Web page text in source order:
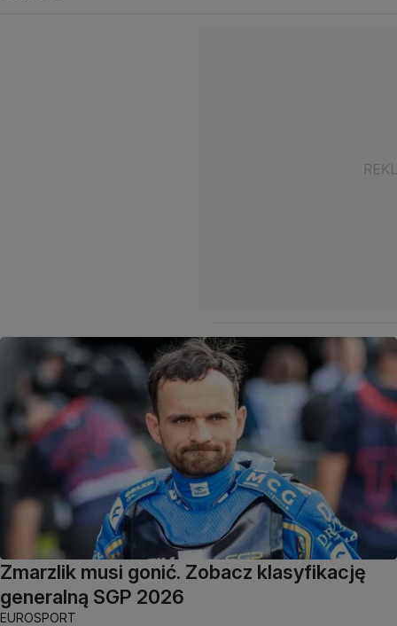
Zmarzlik musi gonić. Zobacz klasyfikację
generalną SGP 2026
EUROSPORT